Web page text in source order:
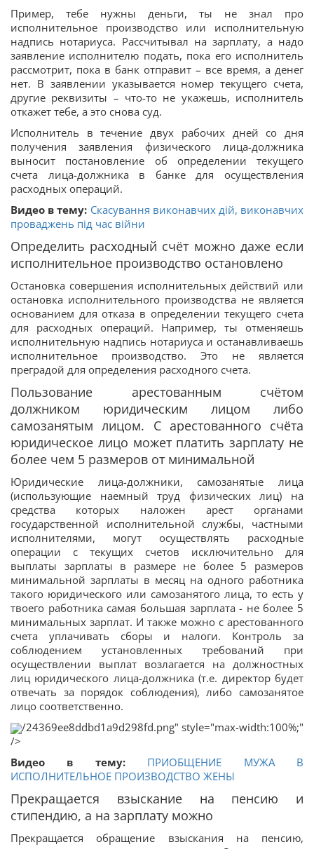
Пример, тебе нужны деньги, ты не знал про
исполнительное производство или исполнительную
надпись нотариуса. Рассчитывал на зарплату, а надо
заявление исполнителю подать, пока его исполнитель
рассмотрит, пока в банк отправит – все время, а денег
нет. В заявлении указывается номер текущего счета,
другие реквизиты – что-то не укажешь, исполнитель
откажет тебе, а это снова суд.
Исполнитель в течение двух рабочих дней со дня
получения заявления физического лица-должника
выносит постановление об определении текущего
счета лица-должника в банке для осуществления
расходных операций.
Видео в тему: Скасування виконавчих дій, виконавчих
проваджень під час війни
Определить расходный счёт можно даже если
исполнительное производство остановлено
Остановка совершения исполнительных действий или
остановка исполнительного производства не является
основанием для отказа в определении текущего счета
для расходных операций. Например, ты отменяешь
исполнительную надпись нотариуса и останавливаешь
исполнительное производство. Это не является
преградой для определения расходного счета.
Пользование арестованным счётом
должником юридическим лицом либо
самозанятым лицом. С арестованного счёта
юридическое лицо может платить зарплату не
более чем 5 размеров от минимальной
Юридические лица-должники, самозанятые лица
(использующие наемный труд физических лиц) на
средства которых наложен арест органами
государственной исполнительной службы, частными
исполнителями, могут осуществлять расходные
операции с текущих счетов исключительно для
выплаты зарплаты в размере не более 5 размеров
минимальной зарплаты в месяц на одного работника
такого юридического или самозанятого лица, то есть у
твоего работника самая большая зарплата - не более 5
минимальных зарплат. И также можно с арестованного
счета уплачивать сборы и налоги. Контроль за
соблюдением установленных требований при
осуществлении выплат возлагается на должностных
лиц юридического лица-должника (т.е. директор будет
отвечать за порядок соблюдения), либо самозанятое
лицо соответственно.
/24369ee8ddbd1a9d298fd.png" style="max-width:100%;"
/>
Видео в тему:
ПРИОБЩЕНИЕ МУЖА В
ИСПОЛНИТЕЛЬНОЕ ПРОИЗВОДСТВО ЖЕНЫ
Прекращается взыскание на пенсию и
стипендию, а на зарплату можно
Прекращается обращение взыскания на пенсию,